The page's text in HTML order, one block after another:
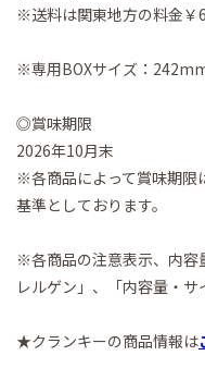
※送料は関東地方の料金￥
※専用BOXサイズ：
◎賞味期限
2026年10月末
※各商品によって賞味期限
基準としております。
※各商品の注意表示、内容
レルゲン」、「内容量・サ
★クランキーの商品情報は